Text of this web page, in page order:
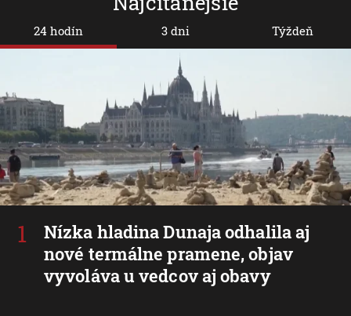
24 hodín
Nízka hladina Dunaja odhalila aj
nové termálne pramene, objav
vyvoláva u vedcov aj obavy
3 dni Týždeň